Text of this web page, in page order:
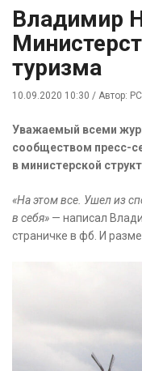
Владимир
туризма
10.09.2020 10:30 / Автор:
Уважаемый всеми
сообществом пресс-
в министерской
«На этом все. Ушел из
в себя» — написал
страничке в фб. И